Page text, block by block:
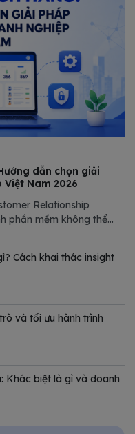
dẫn chọn giải
Nam 2026
Relationship
phần mềm không thể
phân tích chi tiết các
Cách khai thác insight
và tối ưu hành trình
Khác biệt là gì và doanh